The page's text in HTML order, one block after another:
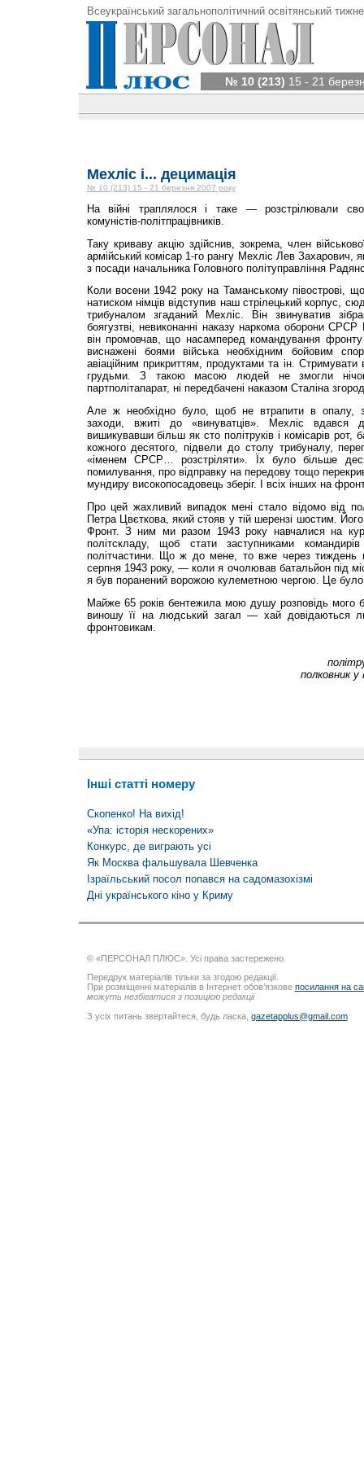
Всеукраїнський загальнополітичний освітянський
№ 10 (213) 15 - 21
Мехліс і... децимація
№ 10 (213) 15 - 21 березня 2007 року
На війні траплялося і таке — розстрілювали
комуністів-політпрацівників.
Таку криваву акцію здійснив, зокрема, член
армійський комісар 1-го рангу Мехліс Лев Захарович,
з посади начальника Головного політуправління
Коли восени 1942 року на Таманському півострові,
натиском німців відступив наш стрілецький корпус,
трибуналом згаданий Мехліс. Він звинуватив
боягузтві, невиконанні наказу наркома оборони
він промовчав, що насамперед командування
виснажені боями війська необхідним бойовим
авіаційним прикриттям, продуктами та ін.
грудьми. З такою масою людей не змогли
партполітапарат, ні передбачені наказом Сталіна
Але ж необхідно було, щоб не втрапити в опалу,
заходи, вжиті до «винуватців». Мехліс вдався
вишикувавши більш як сто політруків і комісарів рот,
кожного десятого, підвели до столу трибуналу,
«іменем СРСР… розстріляти». Їх було більше
помилування, про відправку на передову тощо
мундиру високопосадовець зберіг. І всіх інших на
Про цей жахливий випадок мені стало відомо від
Петра Цвєткова, який стояв у тій шерензі шостим.
Фронт. З ним ми разом 1943 року навчалися на
політскладу, щоб стати заступниками
політчастини. Що ж до мене, то вже через тиждень
серпня 1943 року, — коли я очолював батальйон під
я був поранений ворожою кулеметною чергою. Це
Майже 65 років бентежила мою душу розповідь мого
виношу її на людський загал — хай довідаються
фронтовикам.
полковник у
Інші статті номеру
Скопенко! На вихід!
«Упа: історія нескорених»
Конкурс, де виграють усі
Як Москва фальшувала Шевченка
Ізраїльський посол попався на садомазохізмі
Дні українського кіно у Криму
© «ПЕРСОНАЛ ПЛЮС». Усі права застережено.
Передрук матеріалів тільки за згодою редакції.
При розміщенні матеріалів в Інтернет обов’язкове посилання на
можуть незбігатися з позицією редакції
З усіх питань звертайтеся, будь ласка, gazetapplus@gmail.com